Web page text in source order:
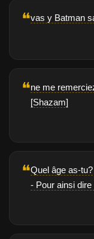
❝vas y Batman
❝ne me
[Shazam]
❝Quel âge as-tu?
- Pour ainsi